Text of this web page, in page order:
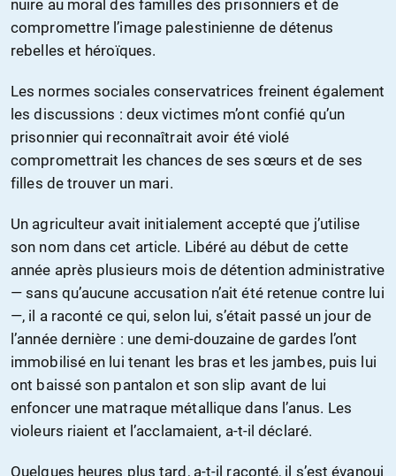
nuire au moral des familles des prisonniers et de
compromettre l’image palestinienne de détenus
rebelles et héroïques.
Les normes sociales conservatrices freinent également
les discussions : deux victimes m’ont confié qu’un
prisonnier qui reconnaîtrait avoir été violé
compromettrait les chances de ses sœurs et de ses
filles de trouver un mari.
Un agriculteur avait initialement accepté que j’utilise
son nom dans cet article. Libéré au début de cette
année après plusieurs mois de détention administrative
— sans qu’aucune accusation n’ait été retenue contre lui
—, il a raconté ce qui, selon lui, s’était passé un jour de
l’année dernière : une demi-douzaine de gardes l’ont
immobilisé en lui tenant les bras et les jambes, puis lui
ont baissé son pantalon et son slip avant de lui
enfoncer une matraque métallique dans l’anus. Les
violeurs riaient et l’acclamaient, a-t-il déclaré.
Quelques heures plus tard, a-t-il raconté, il s’est évanoui